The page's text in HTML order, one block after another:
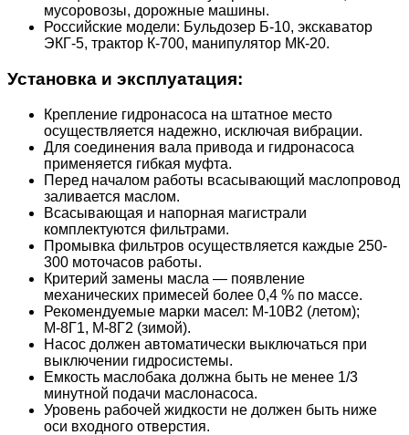
мусоровозы, дорожные машины.
Российские модели: Бульдозер Б-10, экскаватор
ЭКГ-5, трактор К-700, манипулятор МК-20.
Установка и эксплуатация:
Крепление гидронасоса на штатное место
осуществляется надежно, исключая вибрации.
Для соединения вала привода и гидронасоса
применяется гибкая муфта.
Перед началом работы всасывающий маслопровод
заливается маслом.
Всасывающая и напорная магистрали
комплектуются фильтрами.
Промывка фильтров осуществляется каждые 250-
300 моточасов работы.
Критерий замены масла — появление
механических примесей более 0,4 % по массе.
Рекомендуемые марки масел: М-10В2 (летом);
М-8Г1, М-8Г2 (зимой).
Насос должен автоматически выключаться при
выключении гидросистемы.
Емкость маслобака должна быть не менее 1/3
минутной подачи маслонасоса.
Уровень рабочей жидкости не должен быть ниже
оси входного отверстия.